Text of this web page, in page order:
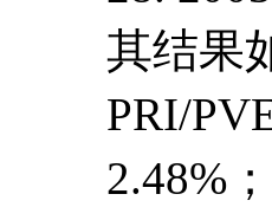
其结果
PRI/
2.48%